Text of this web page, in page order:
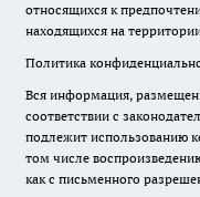
относящихся к
находящихся на
Политика
Вся информация,
соответствии с
подлежит использованию
том числе
как с письменного